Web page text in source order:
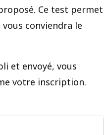
Ce test permet
conviendra le
et envoyé, vous
votre inscription.